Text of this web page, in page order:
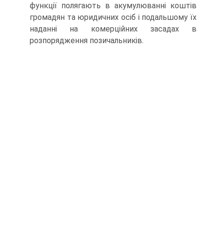
функції полягають в акумулюванні коштів
громадян та юридичних осіб і подальшому їх
наданні на комерційних засадах в
розпорядження позичальників.